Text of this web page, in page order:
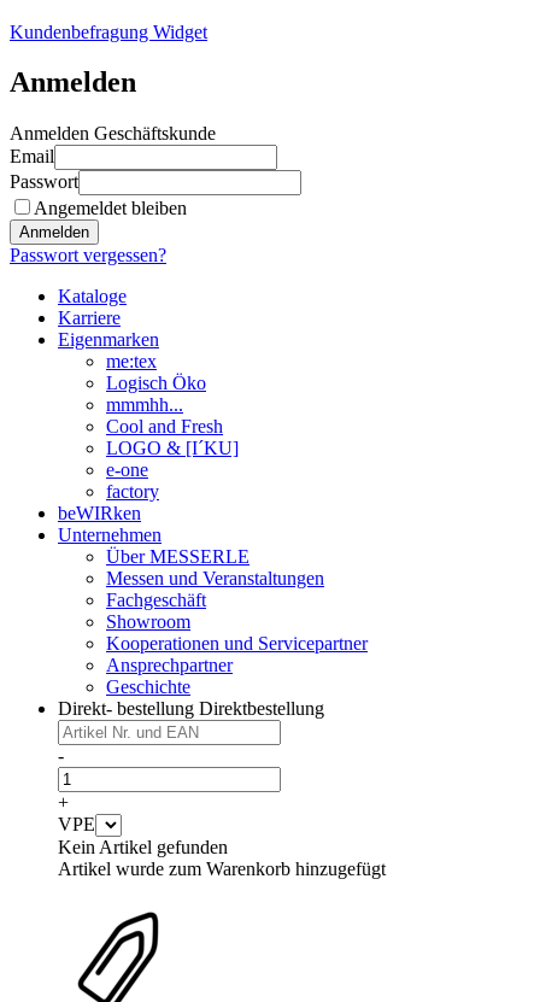
Kundenbefragung Widget
Anmelden
Anmelden Geschäftskunde
Email
Passwort
Angemeldet bleiben
Anmelden
Passwort vergessen?
Kataloge
Karriere
Eigenmarken
me:tex
Logisch Öko
mmmhh...
Cool and Fresh
LOGO & [I´KU]
e-one
factory
beWIRken
Unternehmen
Über MESSERLE
Messen und Veranstaltungen
Fachgeschäft
Showroom
Kooperationen und Servicepartner
Ansprechpartner
Geschichte
Direkt- bestellung Direktbestellung
-
+
VPE
Kein Artikel gefunden
Artikel wurde zum Warenkorb hinzugefügt